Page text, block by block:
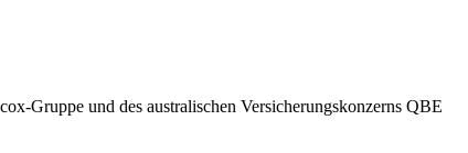
Gruppe und des australischen Versicherungskonzerns QBE